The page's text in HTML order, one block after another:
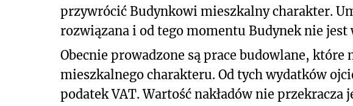
przywrócić Budynkowi mieszkalny charakter.
rozwiązana i od tego momentu Budynek nie jest
Obecnie prowadzone są prace budowlane, które
mieszkalnego charakteru. Od tych wydatków
podatek VAT. Wartość nakładów nie przekracza